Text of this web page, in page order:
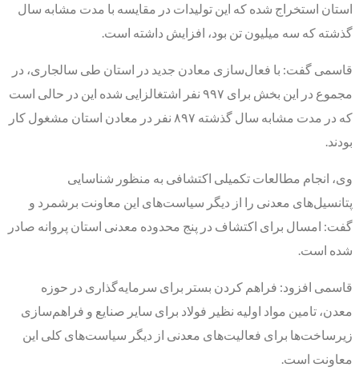
استان استخراج شده که این تولیدات در مقایسه با مدت مشابه سال
گذشته که سه میلیون تن بود، افزایش داشته است.
قاسمی گفت: با فعال‌سازی معادن جدید در استان طی سالجاری، در
مجموع در این بخش برای ۹۹۷ نفر اشتغالزایی شده این در حالی است
که در مدت مشابه سال گذشته ۸۹۷ نفر در معادن استان مشغول کار
بودند.
وی، انجام مطالعات تکمیلی اکتشافی به منظور شناسایی
پتانسیل‌های معدنی را از دیگر سیاست‌های این معاونت برشمرد و
گفت: امسال برای اکتشاف در پنج محدوده معدنی استان پروانه صادر
شده است.
قاسمی افزود: فراهم کردن بستر برای سرمایه‌گذاری در حوزه
معدن، تامین مواد اولیه نظیر فولاد برای سایر صنایع و فراهم‌سازی
زیرساخت‌ها برای فعالیت‌های معدنی از دیگر سیاست‌های کلی این
معاونت است.